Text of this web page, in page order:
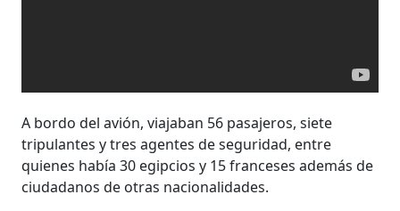
A bordo del avión, viajaban 56 pasajeros, siete
tripulantes y tres agentes de seguridad, entre
quienes había 30 egipcios y 15 franceses además de
ciudadanos de otras nacionalidades.